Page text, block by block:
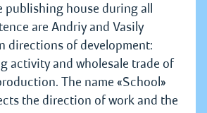
house during all
are Andriy and Vasily
directions of development:
activity and wholesale trade of
The name «School»
the direction of work and the